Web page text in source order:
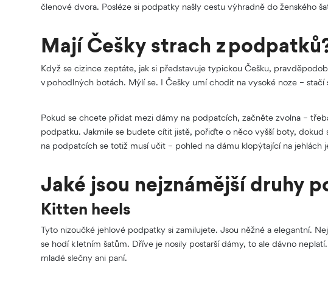
členové dvora. Posléze si podpatky našly cestu výhradně do ženského
Mají Češky strach z
Když se cizince zeptáte, jak si představuje typickou Češku,
v pohodlných botách. Mýlí se. I Češky umí chodit na vysoké noze – stačí
Pokud se chcete přidat mezi dámy na podpatcích, začněte zvolna –
podpatku. Jakmile se budete cítit jistě, pořiďte o něco vyšší boty, dokud
na podpatcích se totiž musí učit – pohled na dámu klopýtající na jehlách
Jaké jsou nejznámější druhy
Kitten heels
Tyto nizoučké jehlové podpatky si zamilujete. Jsou něžné a elegantní.
se hodí k letním šatům. Dříve je nosily postarší dámy, to ale dávno
mladé slečny ani paní.